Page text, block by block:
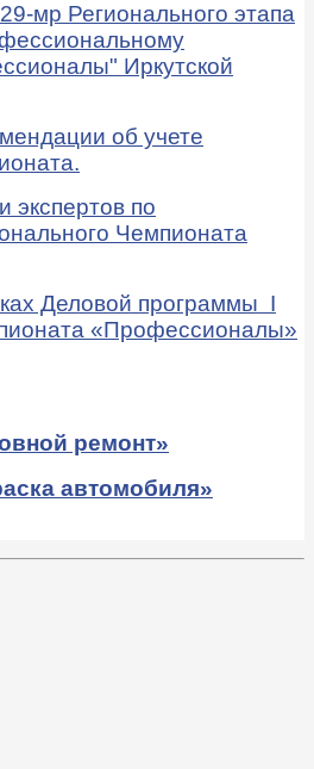
мр Регионального этапа
Иркутской
об учете
экспертов по
Чемпионата
Деловой программы I
«Профессионалы»
ремонт»
автомобиля»